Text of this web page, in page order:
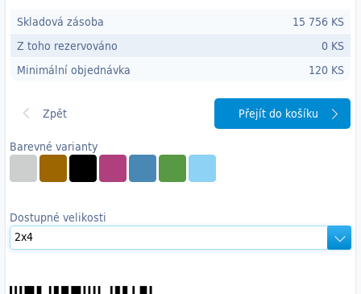
Barevné varianty
Dostupné velikosti
Skladová zásoba
15 756 KS
Z toho rezervováno
0 KS
Minimální objednávka
120 KS
Přejít do košíku